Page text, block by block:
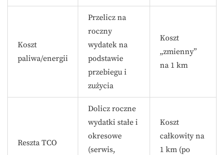
Koszt
paliwa/energii
Przelicz na
roczny
wydatek na
podstawie
przebiegu i
zużycia
Koszt
„zmienny”
na 1 km
Reszta TCO
Dolicz roczne
wydatki stałe i
okresowe
(serwis,
Koszt
całkowity na
1 km (po